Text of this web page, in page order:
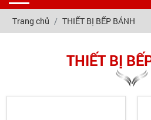
Trang chủ THIẾT BỊ BẾP BÁNH
THIẾT BỊ